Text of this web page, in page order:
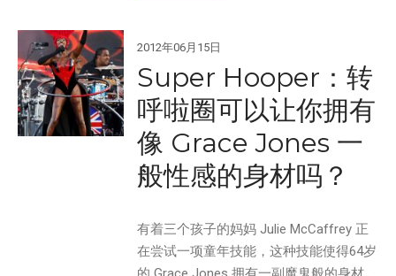
Morey®，BZ®和Churchill®参
加SURF EXPO 2018
认识Wham-O团队：David
Huang
2012年06月15日
Super Hooper：转
呼啦圈可以让你拥有
像 Grace Jones 一
般性感的身材吗？
有着三个孩子的妈妈 Julie McCaffrey 正
在尝试一项童年技能，这种技能使得64岁